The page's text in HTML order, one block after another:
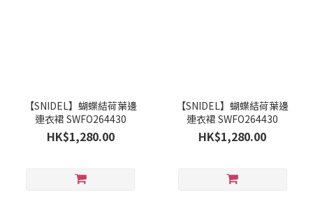
【SNIDEL】蝴蝶結荷葉邊
連衣裙 SWFO264430
HK$1,280.00
【SNIDEL】蝴蝶結荷葉邊
連衣裙 SWFO264430
HK$1,280.00